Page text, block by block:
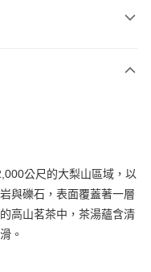
公尺的大梨山區域，以
與礫石，表面覆蓋著一層
高山茗茶中，茶湯蘊含清
。